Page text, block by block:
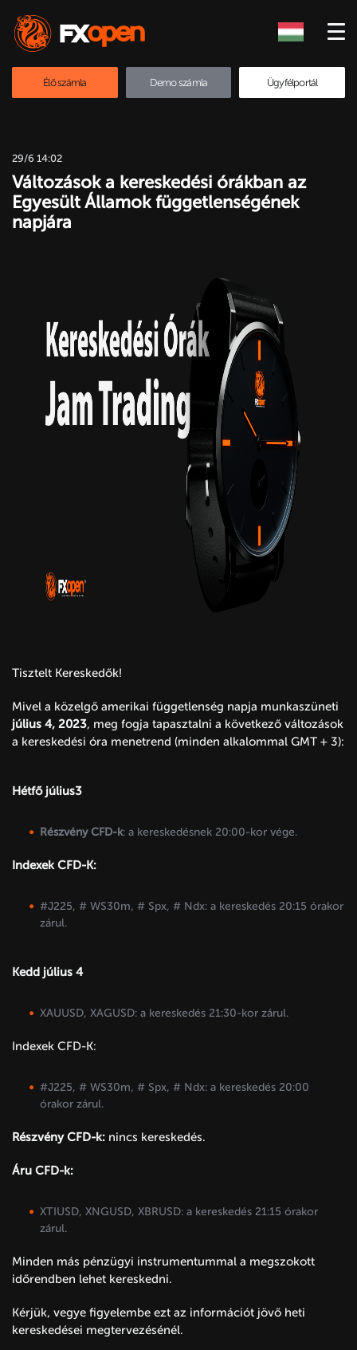
Élő számla Demo számla Ügyfélportál
29/6 14:02
Változások a kereskedési órákban az
Egyesült Államok függetlenségének
napjára
Tisztelt Kereskedők!
Mivel a közelgő amerikai függetlenség napja munkaszüneti
július 4, 2023, meg fogja tapasztalni a következő változások
a kereskedési óra menetrend (minden alkalommal GMT + 3):
Hétfő július3
Részvény CFD-k: a kereskedésnek 20:00-kor vége.
Indexek CFD-K:
#J225, # WS30m, # Spx, # Ndx: a kereskedés 20:15 órakor
zárul.
Kedd július 4
XAUUSD, XAGUSD: a kereskedés 21:30-kor zárul.
Indexek CFD-K:
#J225, # WS30m, # Spx, # Ndx: a kereskedés 20:00
órakor zárul.
Részvény CFD-k: nincs kereskedés.
Áru CFD-k:
XTIUSD, XNGUSD, XBRUSD: a kereskedés 21:15 órakor
zárul.
Minden más pénzügyi instrumentummal a megszokott
időrendben lehet kereskedni.
Kérjük, vegye figyelembe ezt az információt jövő heti
kereskedései megtervezésénél.